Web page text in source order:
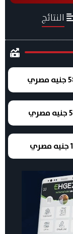
النتائج